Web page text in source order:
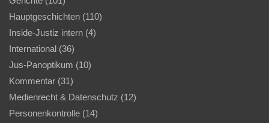
Hauptgeschichten (110)
Inside-Justiz intern (4)
International (36)
Jus-Panoptikum (10)
Kommentar (31)
Medienrecht & Datenschutz (12)
Personenkontrolle (14)